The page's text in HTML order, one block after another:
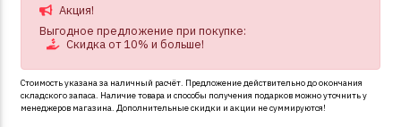
Акция!
Выгодное предложение при покупке:
Скидка от 10% и больше!
Стоимость указана за наличный расчёт. Предложение действительно до окончания
складского запаса. Наличие товара и способы получения подарков можно уточнить у
менеджеров магазина. Дополнительные скидки и акции не суммируются!